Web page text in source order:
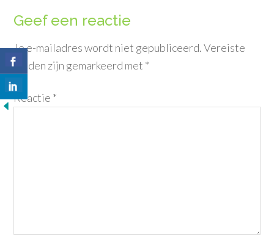
Geef een reactie
Je e-mailadres wordt niet gepubliceerd.Vereiste
velden zijn gemarkeerd met *
Reactie *